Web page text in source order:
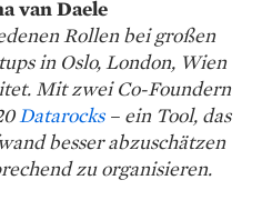
van Daele
Rollen bei großen
in Oslo, London, Wien
Mit zwei Co-Foundern
Datarocks– ein Tool, das
besser abzuschätzen
zu organisieren.